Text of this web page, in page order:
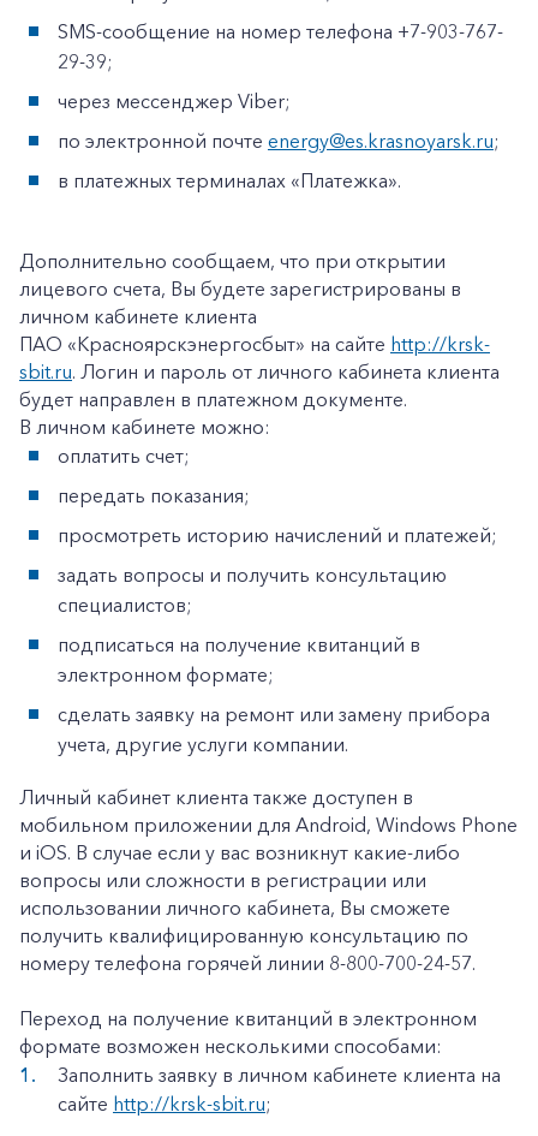
+7-800-700-24-57
Заказать обратный звонок
Корпоративным клиентам
SMS-сообщение на номер телефона +7-903-767-
29-39;
через мессенджер Viber;
по электронной почте energy@es.krasnoyarsk.ru;
в платежных терминалах «Платежка».
Дополнительно сообщаем, что при открытии
лицевого счета, Вы будете зарегистрированы в
личном кабинете клиента
ПАО «Красноярскэнергосбыт» на сайте http://krsk-
sbit.ru. Логин и пароль от личного кабинета клиента
будет направлен в платежном документе.
В личном кабинете можно:
оплатить счет;
передать показания;
просмотреть историю начислений и платежей;
задать вопросы и получить консультацию
специалистов;
подписаться на получение квитанций в
электронном формате;
сделать заявку на ремонт или замену прибора
учета, другие услуги компании.
Личный кабинет клиента также доступен в
мобильном приложении для Android, Windows Phone
и iOS. В случае если у вас возникнут какие-либо
вопросы или сложности в регистрации или
использовании личного кабинета, Вы сможете
получить квалифицированную консультацию по
номеру телефона горячей линии 8-800-700-24-57.
Переход на получение квитанций в электронном
формате возможен несколькими способами:
Заполнить заявку в личном кабинете клиента на
сайте http://krsk-sbit.ru;